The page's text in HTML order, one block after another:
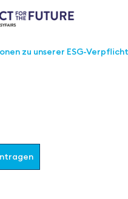
zu unserer ESG-